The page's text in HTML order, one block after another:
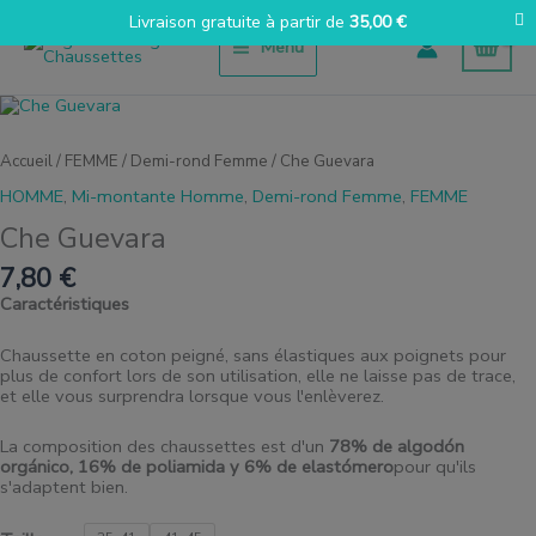
contenu
Menu
Accueil/ FEMME / Demi-rond Femme / Che Guevara
HOMME, Mi-montante Homme, Demi-rond Femme, FEMME
Che Guevara
7,80 €
Caractéristiques
Chaussette en coton peigné, sans élastiques aux poignets pour
plus de confort lors de son utilisation, elle ne laisse pas de trace,
et elle vous surprendra lorsque vous l'enlèverez.
La composition des chaussettes est d'un 78% de algodón
orgánico, 16% de poliamida y 6% de elastómeropour qu'ils
s'adaptent bien.
quantité
Guevara
Livraison gratuite à partir de 35,00€